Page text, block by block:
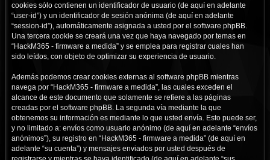
cookies sólo contienen un identificador de usuario (de aquí en adelante
“user-id”) y un identificador de sesión anónima (de aquí en adelante
“session-id”), automáticamente asignada a usted por el software phpBB.
Una tercera cookie se creará una vez que haya navegado por temas en
“HackM365 - firmware a medida” y se emplea para registrar cuales han
sido leídos, con objeto de optimizar su experiencia de usuario.
Además podemos crear cookies externas al software phpBB mientras
navega por “HackM365 - firmware a medida”, las cuales exceden el
alcance de este documento que solamente se refiere a las páginas
creadas por el software phpBB. La segunda vía mediante la que
obtenemos su información es mediante lo que usted envía. Esto puede ser,
y no limitado a: envíos como usuario anónimo (de aquí en adelante “envíos
anónimos”), su registro en “HackM365 - firmware a medida” (de aquí en
adelante “su cuenta”) y mensajes enviados por usted después de